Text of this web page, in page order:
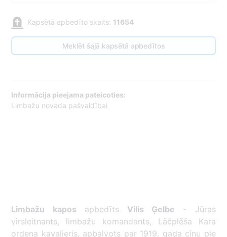
Kapsētā apbedīto skaits: 11654
Meklēt šajā kapsētā apbedītos
Informācija pieejama pateicoties:
Limbažu novada pašvaldībai
Limbažu kapos apbedīts Vilis Ģelbe - Jūras
virsleitnants, limbažu komandants, Lāčplēša Kara
ordeņa kavalieris, apbalvots par 1919. gada cīņu pie